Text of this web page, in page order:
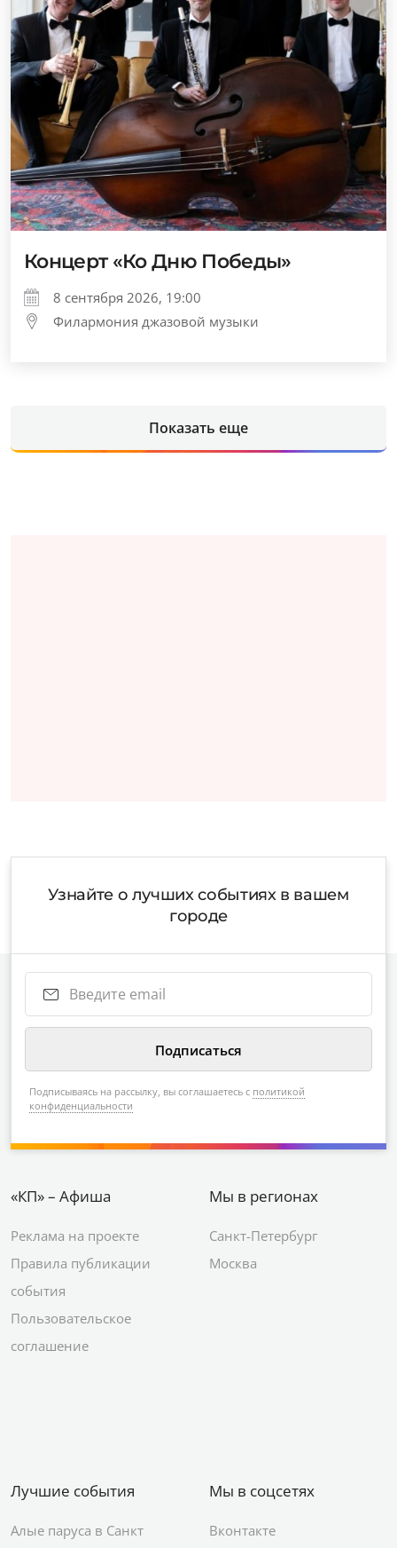
Концерт «Ко Дню Победы»
8 сентября 2026, 19:00
Филармония джазовой музыки
Показать еще
Узнайте о лучших событиях в вашем
городе
Подписываясь на рассылку, вы соглашаетесь с политикой
конфиденциальности
«КП» – Афиша
Реклама на проекте
Правила публикации
события
Пользовательское
соглашение
Мы в регионах
Санкт-Петербург
Москва
Лучшие события
Алые паруса в Санкт
Мы в соцсетях
Вконтакте